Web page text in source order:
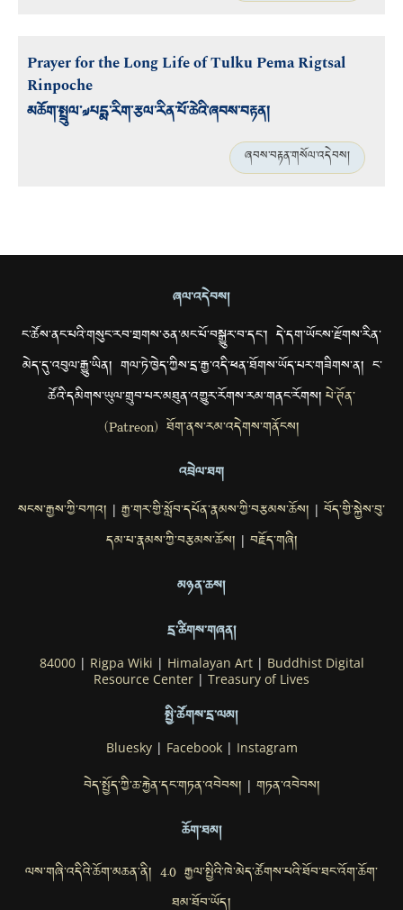
Prayer for the Long Life of Tulku Pema Rigtsal
Rinpoche
མཆོག་སྤྲུལ་༧པདྨ་རིག་རྩལ་རིན་པོ་ཆེའི་ཞབས་བརྟན།
ཞབས་བརྟན་གསོལ་འདེབས།
ཞལ་འདེབས།
ང་ཚོས་ནང་པའི་གསུང་རབ་གྲགས་ཅན་མང་པོ་བསྒྱུར་བ་དང་། དེ་དག་ཡོངས་རྫོགས་རིན་
མེད་དུ་འབུལ་རྒྱུ་ཡིན། གལ་ཏེ་ཁྱེད་ཀྱིས་དྲ་རྒྱ་འདི་ཕན་ཐོགས་ཡོད་པར་གཟིགས་ན། ང་
ཚོའི་དམིགས་ཡུལ་གྲུབ་པར་མཐུན་འགྱུར་རོགས་རམ་གནང་རོགས།པེ་ཊོན་
(Patreon) ཐོག་ནས་རམ་འདེགས་གནོངས།
འབྲེལ་ཐག
སངས་རྒྱས་ཀྱི་བཀའ། | རྒྱ་གར་གྱི་སློབ་དཔོན་རྣམས་ཀྱི་བརྩམས་ཆོས། | བོད་གྱི་སྐྱེས་བུ་
དམ་པ་རྣམས་ཀྱི་བརྩམས་ཆོས། | བརྗོད་གཞི།
མཉན་ཆས།
དྲ་ཚིགས་གཞན།
84000| Rigpa Wiki | Himalayan Art| Buddhist Digital
Resource Center | Treasury of Lives
སྤྱི་ཚོགས་དྲ་ལམ།
Bluesky| Facebook| Instagram
བེད་སྤྱོད་ཀྱི་ཆ་རྐྱེན་དང་གཏན་འབེབས། | གཏན་འབེབས།
ཆོག་ཐམ།
ལས་གཞི་འདིའི་ཆོག་མཆན་ནི། 4.0 རྒྱལ་སྤྱིའི་ཁེ་མེད་ཚོགས་པའི་ཐོབ་ཐང་འོག་ཆོག་